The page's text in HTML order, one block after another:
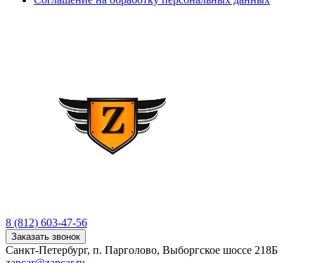
8 (812) 603-47-56
Заказать звонок
Санкт-Петербург, п. Парголово, Выборгское шоссе 218Б